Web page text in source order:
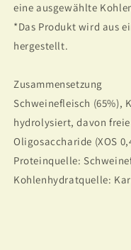
eine ausgewählte
*Das Produkt wird aus
hergestellt.
Zusammensetzung
Schweinefleisch (65%),
hydrolysiert, davon
Oligosaccharide (XOS
Proteinquelle:
Kohlenhydratquelle: